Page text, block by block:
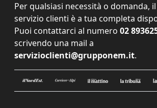
Per qualsiasi necessità o domanda,
servizio clienti è a tua completa
Puoi contattarci al numero 02
scrivendo una mail a
servizioclienti@grupponem.it.